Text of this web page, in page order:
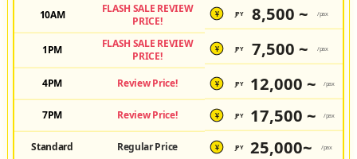
10AM
FLASH SALE REVIEW
PRICE!
¥ JPY 8,500 ~ /pax
1PM
FLASH SALE REVIEW
PRICE!
¥ JPY 7,500 ~ /pax
4PM Review Price! ¥ JPY 12,000 ~ /pax
7PM Review Price! ¥ JPY 17,500 ~ /pax
Standard Regular Price ¥ JPY 25,000~ /pax